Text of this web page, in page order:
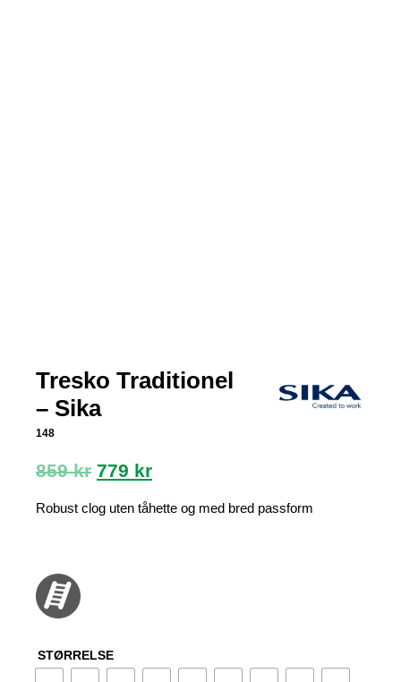
Tresko Traditionel
– Sika
148
859kr Opprinnelig
var:
779 krNåværende
er:
Robust clog uten tåhette og med bred passform
STØRRELSE